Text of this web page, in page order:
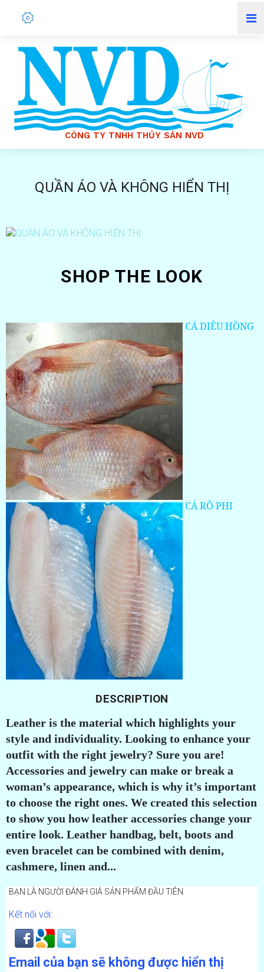
CÔNG TY TNHH THỦY SẢN NVD
QUẦN ÁO VÀ KHÔNG HIỂN THỊ
SHOP THE LOOK
CÁ DIÊU HỒNG
CÁ RÔ PHI
DESCRIPTION
Leather is the material which highlights your
style and individuality. Looking to enhance your
outfit with the right jewelry? Sure you are!
Accessories and jewelry can make or break a
woman’s appearance, which is why it’s important
to choose the right ones. We created this selection
to show you how leather accessories change your
entire look. Leather handbag, belt, boots and
even bracelet can be combined with denim,
cashmere, linen and...
BẠN LÀ NGƯỜI ĐÁNH GIÁ SẢN PHẨM ĐẦU TIÊN
Kết nối với:
Email của bạn sẽ không được hiển thị